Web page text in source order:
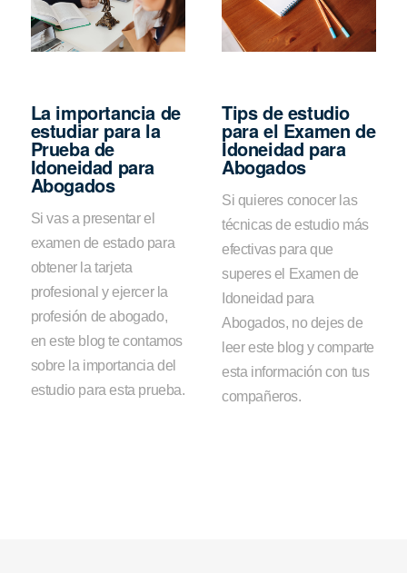
La importancia de
estudiar para la
Prueba de
Idoneidad para
Abogados
Si vas a presentar el
examen de estado para
obtener la tarjeta
profesional y ejercer la
profesión de abogado,
en este blog te contamos
sobre la importancia del
estudio para esta prueba.
Tips de estudio
para el Examen de
Idoneidad para
Abogados
Si quieres conocer las
técnicas de estudio más
efectivas para que
superes el Examen de
Idoneidad para
Abogados, no dejes de
leer este blog y comparte
esta información con tus
compañeros.